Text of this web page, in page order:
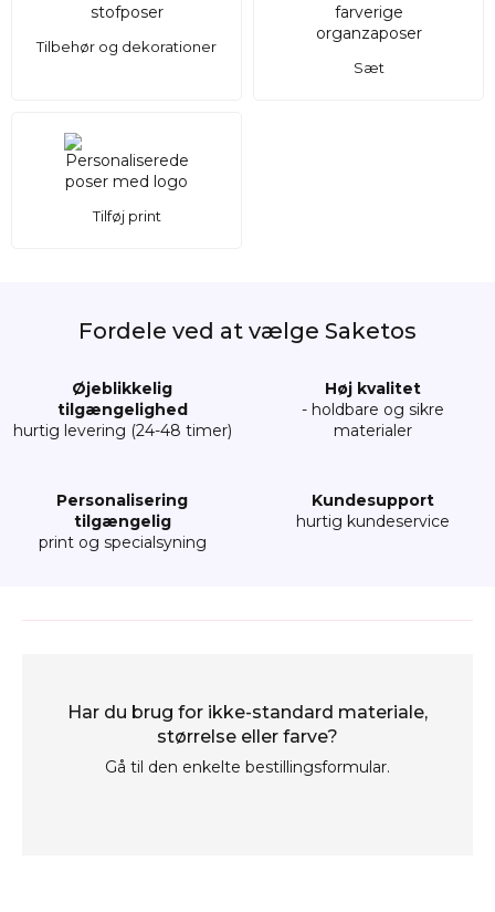
Tilbehør og dekorationer
Sæt
Tilføj print
Fordele ved at vælge Saketos
Øjeblikkelig
tilgængelighed
hurtig levering (24-48 timer)
Høj kvalitet
- holdbare og sikre
materialer
Personalisering
tilgængelig
print og specialsyning
Kundesupport
hurtig kundeservice
Har du brug for ikke-standard materiale,
størrelse eller farve?
Gå til den enkelte bestillingsformular.